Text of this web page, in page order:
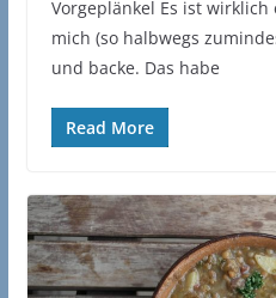
Vorgeplänkel Es ist
mich (so halbwegs
und backe. Das habe
Read More